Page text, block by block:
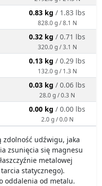
0.83 kg / 1.83 lbs
828.0 g / 8.1 N
0.32 kg / 0.71 lbs
320.0 g / 3.1 N
0.13 kg / 0.29 lbs
132.0 g / 1.3 N
0.03 kg / 0.06 lbs
28.0 g / 0.3 N
0.00 kg / 0.00 lbs
2.0 g / 0.0 N
zdolność udźwigu, jaka
zsunięcia się magnesu
metalowej
statycznego).
oddalenia od metalu.